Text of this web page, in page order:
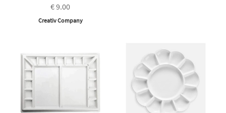
€ 9.00
Creativ Company